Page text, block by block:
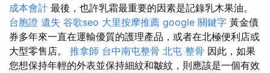
成本會計 最後，也許乳霜最重要的因素是記錄乳木果油。
台胞證 遺失 谷歌seo 大里按摩推薦 google 關鍵字 黃金債
券多年來一直在運輸優質的護理產品，或者在北極便利店或
大型零售店。 推拿師 台中南屯整骨 北屯 整骨 因此，如果
您想保持年輕的外表並保持細紋和皺紋，則應該是一個有效